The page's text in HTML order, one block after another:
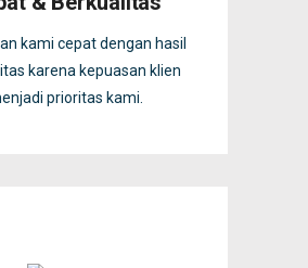
kami cepat dengan hasil
karena kepuasan klien
prioritas kami.